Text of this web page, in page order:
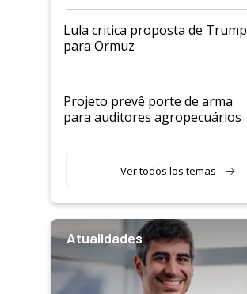
Lula critica proposta de Trump
para Ormuz
Projeto prevê porte de arma
para auditores agropecuários
Ver todos los temas
Atualidades